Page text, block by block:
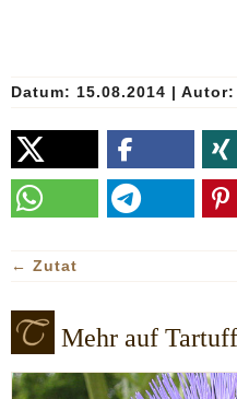
Datum: 15.08.2014 | Autor:
← Zutat
Mehr auf